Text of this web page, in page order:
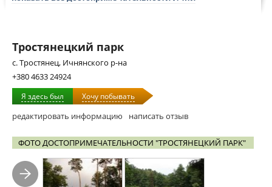
Тростянецкий парк
с. Тростянец, Ичнянского р-на
+380 4633 24924
Я здесь был Хочу побывать
редактировать информацию написать отзыв
ФОТО ДОСТОПРИМЕЧАТЕЛЬНОСТИ "ТРОСТЯНЕЦКИЙ ПАРК"